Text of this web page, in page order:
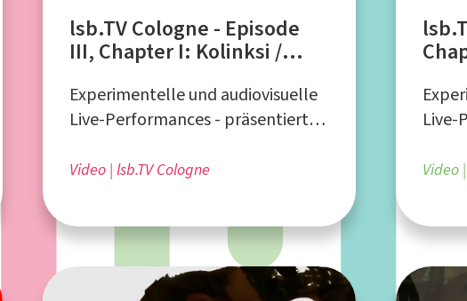
lsb.TV Cologne - Episode
III, Chapter I: Kolinksi /
Experimentelle und audiovisuelle
Live-Performances - präsentiert
Köln
Video lsb.TV Cologne
Live-
Köln
Video